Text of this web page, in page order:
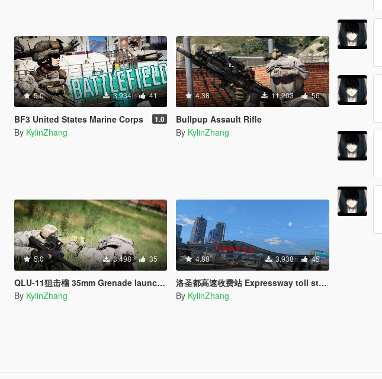
5.0 3.934 41
BF3 United States Marine Corps 1.0
By KylinZhang
4.38 11.203 56
Bullpup Assault Rifle
By KylinZhang
5.0 3.498 35
QLU-11狙击榴 35mm Grenade launcher
By KylinZhang
4.88 3.938 45
洛圣都高速收费站 Expressway toll station
By KylinZhang